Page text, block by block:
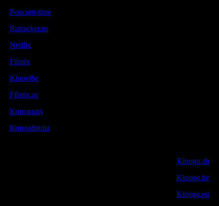
Popcorn-time
Rutracker.ru
Netflix
Filmix
Kinovibe
Filmix.ac
Кинокрад
Киноафиша
Kinogo.sh
Kinogo.ke
Kinogo.eu